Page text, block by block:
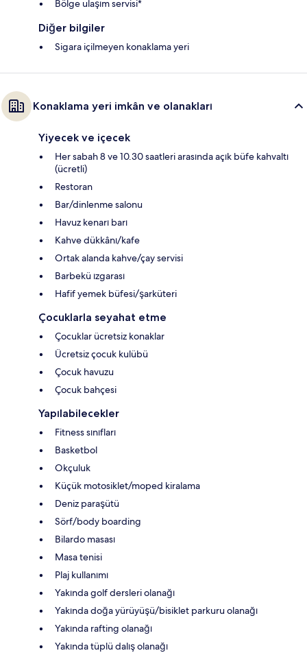
Bölge ulaşım servisi*
Diğer bilgiler
Sigara içilmeyen konaklama yeri
Konaklama yeri imkân ve olanakları
Yiyecek ve içecek
Her sabah 8 ve 10.30 saatleri arasında açık büfe kahvaltı
(ücretli)
Restoran
Bar/dinlenme salonu
Havuz kenarı barı
Kahve dükkânı/kafe
Ortak alanda kahve/çay servisi
Barbekü ızgarası
Hafif yemek büfesi/şarküteri
Çocuklarla seyahat etme
Çocuklar ücretsiz konaklar
Ücretsiz çocuk kulübü
Çocuk havuzu
Çocuk bahçesi
Yapılabilecekler
Fitness sınıfları
Basketbol
Okçuluk
Küçük motosiklet/moped kiralama
Deniz paraşütü
Sörf/body boarding
Bilardo masası
Masa tenisi
Plaj kullanımı
Yakında golf dersleri olanağı
Yakında doğa yürüyüşü/bisiklet parkuru olanağı
Yakında rafting olanağı
Yakında tüplü dalış olanağı